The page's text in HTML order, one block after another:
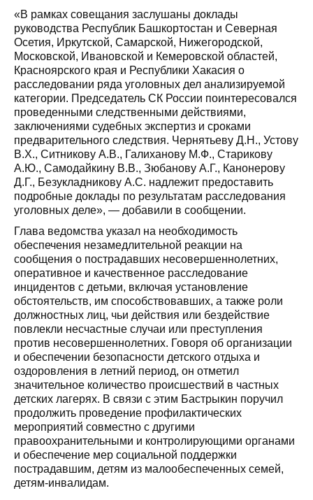
«В рамках совещания заслушаны доклады
руководства Республик Башкортостан и Северная
Осетия, Иркутской, Самарской, Нижегородской,
Московской, Ивановской и Кемеровской областей,
Красноярского края и Республики Хакасия о
расследовании ряда уголовных дел анализируемой
категории. Председатель СК России поинтересовался
проведенными следственными действиями,
заключениями судебных экспертиз и сроками
предварительного следствия. Чернятьеву Д.Н., Устову
В.Х., Ситникову А.В., Галиханову М.Ф., Старикову
А.Ю., Самодайкину В.В., Зюбанову А.Г., Канонерову
Д.Г., Безукладникову А.С. надлежит предоставить
подробные доклады по результатам расследования
уголовных деле», — добавили в сообщении.
Глава ведомства указал на необходимость
обеспечения незамедлительной реакции на
сообщения о пострадавших несовершеннолетних,
оперативное и качественное расследование
инцидентов с детьми, включая установление
обстоятельств, им способствовавших, а также роли
должностных лиц, чьи действия или бездействие
повлекли несчастные случаи или преступления
против несовершеннолетних. Говоря об организации
и обеспечении безопасности детского отдыха и
оздоровления в летний период, он отметил
значительное количество происшествий в частных
детских лагерях. В связи с этим Бастрыкин поручил
продолжить проведение профилактических
мероприятий совместно с другими
правоохранительными и контролирующими органами
и обеспечение мер социальной поддержки
пострадавшим, детям из малообеспеченных семей,
детям-инвалидам.